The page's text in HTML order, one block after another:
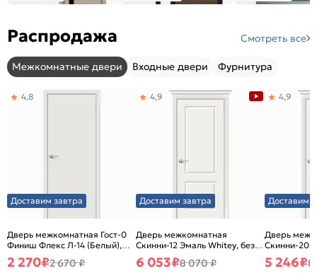
Распродажа Смотреть все
Межкомнатные двери Входные двери Фурнитура
Доставим завтра
Дверь межкомнатная Гост-0
Финиш Флекс Л-14 (Белый),
глухая, каркасно-щитовая
4,8
2 270₽2 670 ₽
Доставим завтра
Дверь межкомнатная
Скинни-12 Эмаль Whitey, без
декора, глухая, без стекла,
без кромки, скиновая
4,9
6 053₽8 070 ₽
Доставим
Дверь
Скинни-20
декора,
без кромки,
4,9
5 246₽8